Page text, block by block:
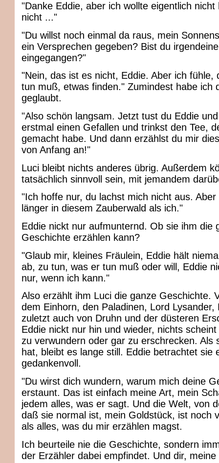
"Danke Eddie, aber ich wollte eigentlich nicht
nicht ..."
"Du willst noch einmal da raus, mein
ein Versprechen gegeben? Bist du
eingegangen?"
"Nein, das ist es nicht, Eddie. Aber ich fühle,
tun muß, etwas finden." Zumindest habe ich
geglaubt.
"Also schön langsam. Jetzt tust du Eddie
erstmal einen Gefallen und trinkst den Tee,
gemacht habe. Und dann erzählst du mir
von Anfang an!"
Luci bleibt nichts anderes übrig. Außerdem
tatsächlich sinnvoll sein, mit jemandem
"Ich hoffe nur, du lachst mich nicht aus.
länger in diesem Zauberwald als ich."
Eddie nickt nur aufmunternd. Ob sie ihm die
Geschichte erzählen kann?
"Glaub mir, kleines Fräulein, Eddie hält
ab, zu tun, was er tun muß oder will, Eddie
nur, wenn ich kann."
Also erzählt ihm Luci die ganze Geschichte.
dem Einhorn, den Paladinen, Lord Lysander,
zuletzt auch von Druhn und der düsteren
Eddie nickt nur hin und wieder, nichts
zu verwundern oder gar zu erschrecken. Als
hat, bleibt es lange still. Eddie betrachtet sie
gedankenvoll.
"Du wirst dich wundern, warum mich deine
erstaunt. Das ist einfach meine Art, mein
jedem alles, was er sagt. Und die Welt, von
daß sie normal ist, mein Goldstück, ist noch
als alles, was du mir erzählen magst.
Ich beurteile nie die Geschichte, sondern
der Erzähler dabei empfindet. Und dir, meine